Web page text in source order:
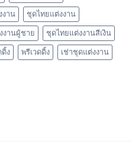
งาน ชุดไทยแต่งงาน
งานผู้ชาย ชุดไทยแต่งงานสีเงิน
ดิ้ง พรีเวดดิ้ง เช่าชุดแต่งงาน